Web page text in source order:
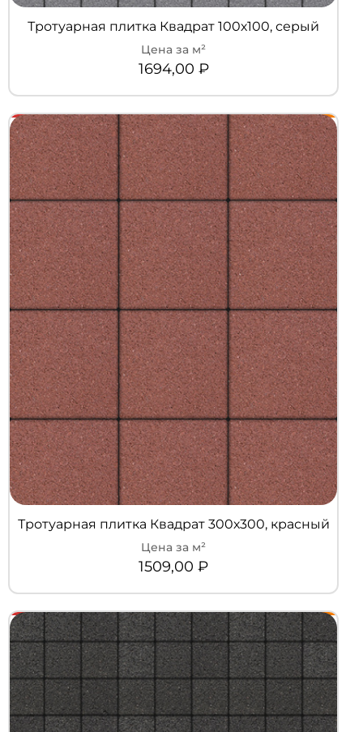
Тротуарная плитка Квадрат 100х100, серый
1694,00 ₽
Тротуарная плитка Квадрат 300х300, красный
1509,00 ₽